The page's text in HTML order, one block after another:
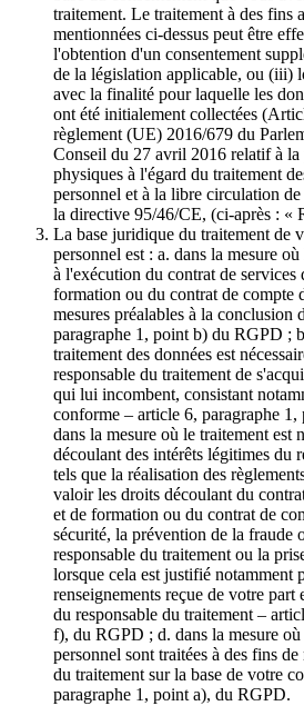
traitement. Le traitement à des fins
mentionnées ci-dessus peut être
l'obtention d'un consentement
de la législation applicable, ou (iii)
avec la finalité pour laquelle les
ont été initialement collectées
règlement (UE) 2016/679 du
Conseil du 27 avril 2016 relatif à la
physiques à l'égard du traitement
personnel et à la libre circulation de
la directive 95/46/CE, (ci-après : «
La base juridique du traitement de
personnel est : a. dans la mesure
à l'exécution du contrat de
formation ou du contrat de compte
mesures préalables à la conclusion
paragraphe 1, point b) du RGPD ;
traitement des données est
responsable du traitement de
qui lui incombent, consistant
conforme – article 6, paragraphe
dans la mesure où le traitement est
découlant des intérêts légitimes du
tels que la réalisation des
valoir les droits découlant du
et de formation ou du contrat de
sécurité, la prévention de la fraude
responsable du traitement ou la
lorsque cela est justifié notamment
renseignements reçue de votre part
du responsable du traitement –
f), du RGPD ; d. dans la mesure où
personnel sont traitées à des fins
du traitement sur la base de votre
paragraphe 1, point a), du RGPD.